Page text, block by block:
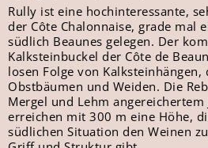
Rully ist eine hochinteressante,
der Côte Chalonnaise, grade mal
südlich Beaunes gelegen. Der
Kalksteinbuckel der Côte de
losen Folge von Kalksteinhängen,
Obstbäumen und Weiden. Die
Mergel und Lehm angereichertem
erreichen mit 300 m eine Höhe,
südlichen Situation den Weinen